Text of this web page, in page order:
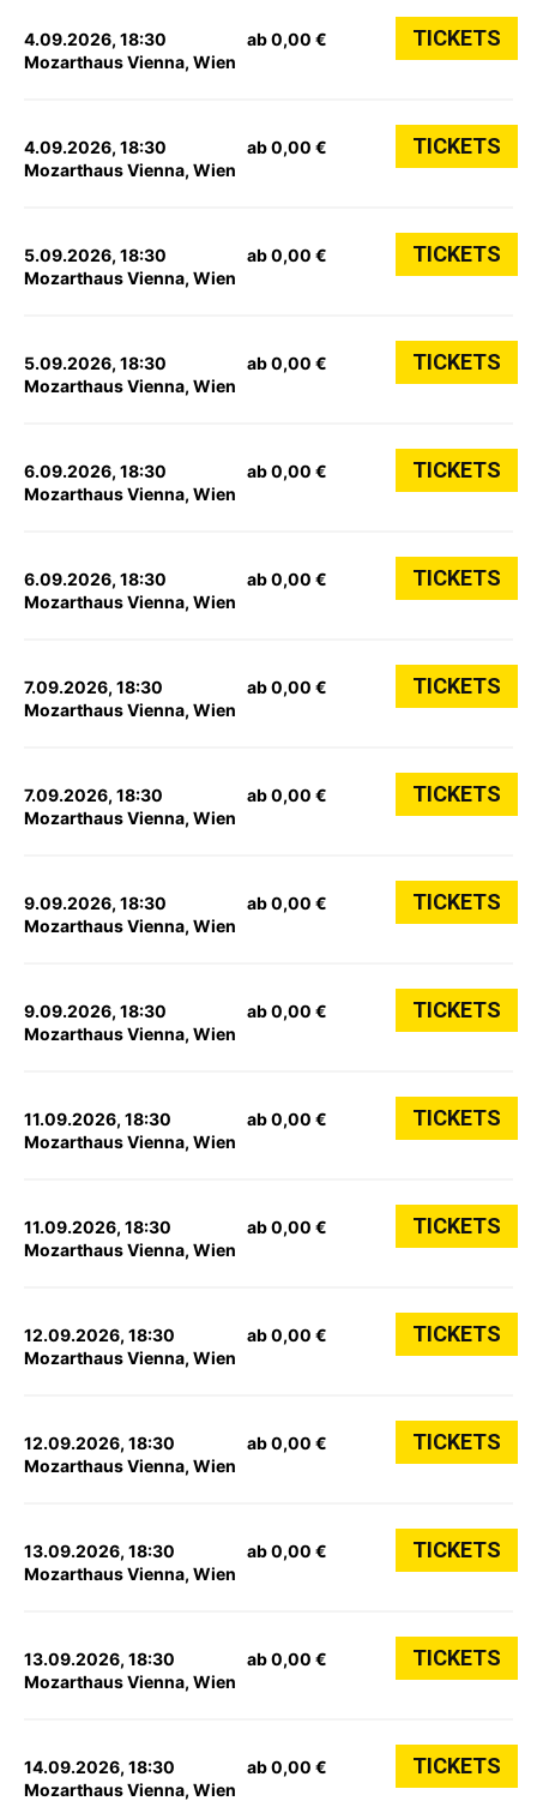
4.09.2026, 18:30
Mozarthaus Vienna, Wien
ab 0,00 € TICKETS
4.09.2026, 18:30
Mozarthaus Vienna, Wien
ab 0,00 € TICKETS
5.09.2026, 18:30
Mozarthaus Vienna, Wien
ab 0,00 € TICKETS
5.09.2026, 18:30
Mozarthaus Vienna, Wien
ab 0,00 € TICKETS
6.09.2026, 18:30
Mozarthaus Vienna, Wien
ab 0,00 € TICKETS
6.09.2026, 18:30
Mozarthaus Vienna, Wien
ab 0,00 € TICKETS
7.09.2026, 18:30
Mozarthaus Vienna, Wien
ab 0,00 € TICKETS
7.09.2026, 18:30
Mozarthaus Vienna, Wien
ab 0,00 € TICKETS
9.09.2026, 18:30
Mozarthaus Vienna, Wien
ab 0,00 € TICKETS
9.09.2026, 18:30
Mozarthaus Vienna, Wien
ab 0,00 € TICKETS
11.09.2026, 18:30
Mozarthaus Vienna, Wien
ab 0,00 € TICKETS
11.09.2026, 18:30
Mozarthaus Vienna, Wien
ab 0,00 € TICKETS
12.09.2026, 18:30
Mozarthaus Vienna, Wien
ab 0,00 € TICKETS
12.09.2026, 18:30
Mozarthaus Vienna, Wien
ab 0,00 € TICKETS
13.09.2026, 18:30
Mozarthaus Vienna, Wien
ab 0,00 € TICKETS
13.09.2026, 18:30
Mozarthaus Vienna, Wien
ab 0,00 € TICKETS
14.09.2026, 18:30
Mozarthaus Vienna, Wien
ab 0,00 € TICKETS